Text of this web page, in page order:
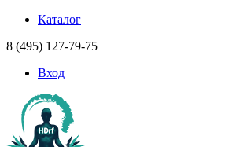
Каталог
8 (495) 127-79-75
Вход